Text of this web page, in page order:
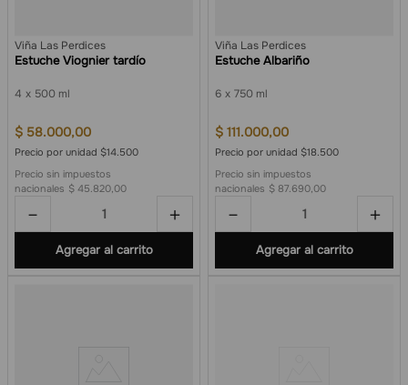
Viña Las Perdices
Estuche Viognier tardío
4 500 ml
$ 58.000,00
Precio por unidad $14.500
Precio sin impuestos
nacionales $ 45.820,00
＋
－
Agregar al carrito
Viña Las Perdices
Estuche Albariño
6 750 ml
$ 111.000,00
Precio por unidad $18.500
Precio sin impuestos
nacionales $ 87.690,00
＋
－
Agregar al carrito